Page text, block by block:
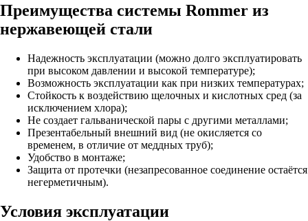
Преимущества системы Rommer из
нержавеющей стали
Надежность эксплуатации (можно долго эксплуатировать
при высоком давлении и высокой температуре);
Возможность эксплуатации как при низких температурах;
Стойкость к воздействию щелочных и кислотных сред (за
исключением хлора);
Не создает гальванической пары с другими металлами;
Презентабельный внешний вид (не окисляется со
временем, в отличие от меддных труб);
Удобство в монтаже;
Защита от протечки (незапресованное соединение остаётся
негерметичным).
Условия эксплуатации